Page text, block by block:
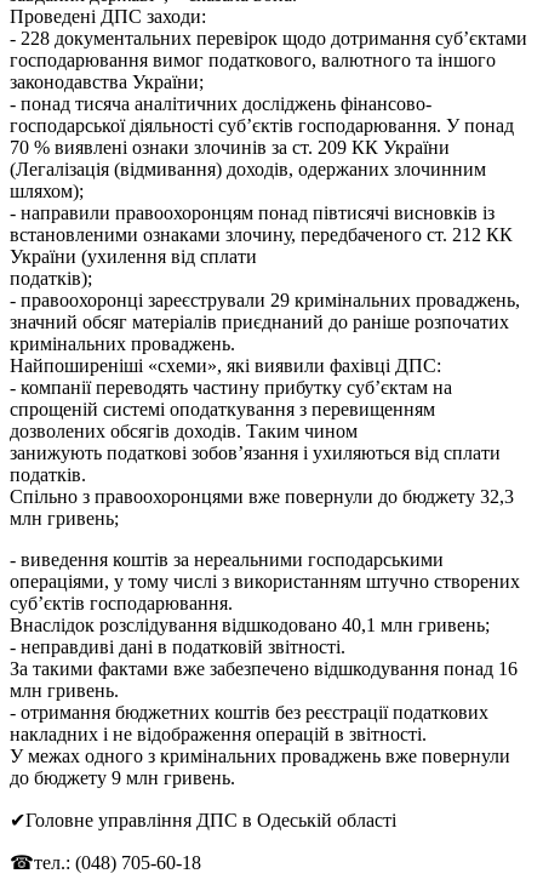
Проведені ДПС заходи:
- 228 документальних перевірок щодо дотримання суб’єктами
господарювання вимог податкового, валютного та іншого
законодавства України;
- понад тисяча аналітичних досліджень фінансово-
господарської діяльності суб’єктів господарювання. У понад
70 % виявлені ознаки злочинів за ст. 209 КК України
(Легалізація (відмивання) доходів, одержаних злочинним
шляхом);
- направили правоохоронцям понад півтисячі висновків із
встановленими ознаками злочину, передбаченого ст. 212 КК
України (ухилення від сплати
податків);
- правоохоронці зареєстрували 29 кримінальних проваджень,
значний обсяг матеріалів приєднаний до раніше розпочатих
кримінальних проваджень.
Найпоширеніші «схеми», які виявили фахівці ДПС:
- компанії переводять частину прибутку суб’єктам на
спрощеній системі оподаткування з перевищенням
дозволених обсягів доходів. Таким чином
занижують податкові зобов’язання і ухиляються від сплати
податків.
Спільно з правоохоронцями вже повернули до бюджету 32,3
млн гривень;
- виведення коштів за нереальними господарськими
операціями, у тому числі з використанням штучно створених
суб’єктів господарювання.
Внаслідок розслідування відшкодовано 40,1 млн гривень;
- неправдиві дані в податковій звітності.
За такими фактами вже забезпечено відшкодування понад 16
млн гривень.
- отримання бюджетних коштів без реєстрації податкових
накладних і не відображення операцій в звітності.
У межах одного з кримінальних проваджень вже повернули
до бюджету 9 млн гривень.
✔Головне управління ДПС в Одеській області
☎тел.: (048) 705-60-18